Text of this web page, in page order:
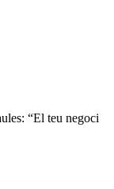
“El teu negoci